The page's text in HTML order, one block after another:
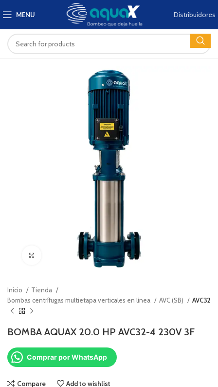
MENU Distribuidores
Click to enlarge
Inicio
Tienda
Bombas centrífugas multietapa verticales en línea
AVC (SB) AVC32
BOMBA AQUAX 20.0 HP AVC32-4 230V 3F
Comprar por WhatsApp
Compare Add to wishlist